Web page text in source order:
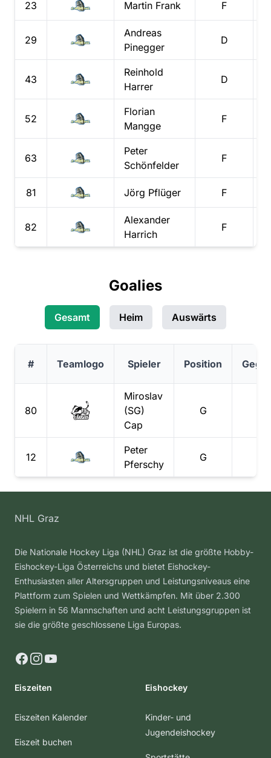
23 Martin Frank F
29
Andreas
Pinegger
D
43
Reinhold
Harrer
D
52
Florian
Mangge
F
63
Peter
Schönfelder
F
81 Jörg Pflüger F
82
Alexander
Harrich
F
Goalies
Gesamt Heim Auswärts
# Teamlogo Spieler Position
80
Miroslav
(SG)
Cap
G
12
Peter
Pferschy
G
NHL Graz
Die Nationale Hockey Liga (NHL) Graz ist die größte Hobby-
Eishockey-Liga Österreichs und bietet Eishockey-
Enthusiasten aller Altersgruppen und Leistungsniveaus eine
Plattform zum Spielen und Wettkämpfen. Mit über 2.300
Spielern in 56 Mannschaften und acht Leistungsgruppen ist
sie die größte geschlossene Liga Europas.
Facebook
Instagram
YouTube
Eiszeiten
Eiszeiten Kalender
Eiszeit buchen
Eishockey
Kinder- und
Jugendeishockey